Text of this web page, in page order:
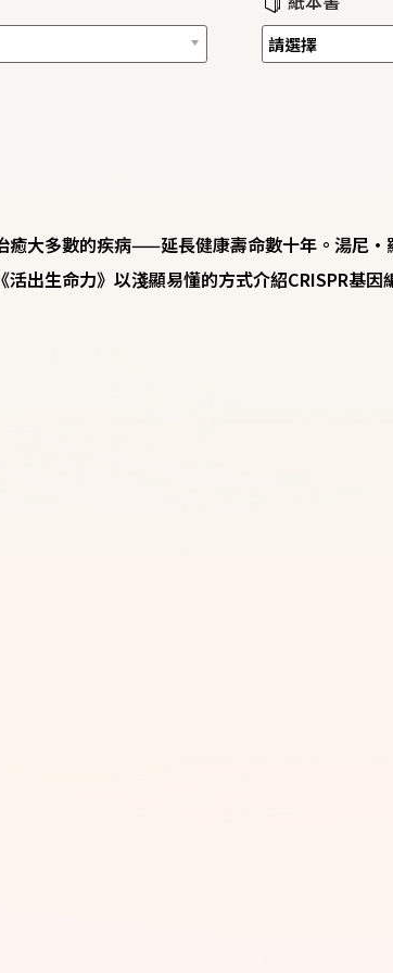
癒大多數的疾病——延長健康壽命數十年。湯尼
出生命力》以淺顯易懂的方式介紹CRISPR基